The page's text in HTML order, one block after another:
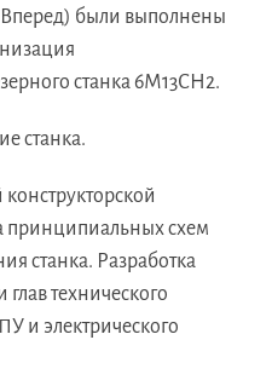
были выполнены
станка 6М13СН2.
станка.
принципиальных схем
станка. Разработка
технического
и электрического